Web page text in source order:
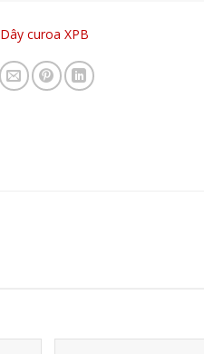
Dây curoa XPB